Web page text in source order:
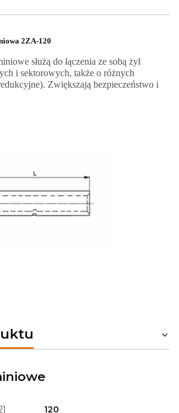
2ZA-120
służą do łączenia ze sobą żył
i sektorowych, także o różnych
Zwiększają bezpieczeństwo i
120